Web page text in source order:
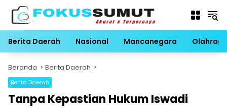
Langsung
konten
Berita Daerah
Nasional Mancanegara
Beranda Berita Daerah
Berita Daerah
Tanpa Kepastian Hukum Iswadi